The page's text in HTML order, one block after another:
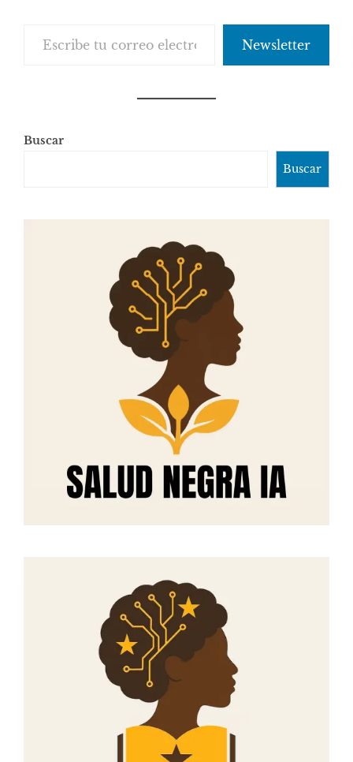
Newsletter
Buscar
Buscar